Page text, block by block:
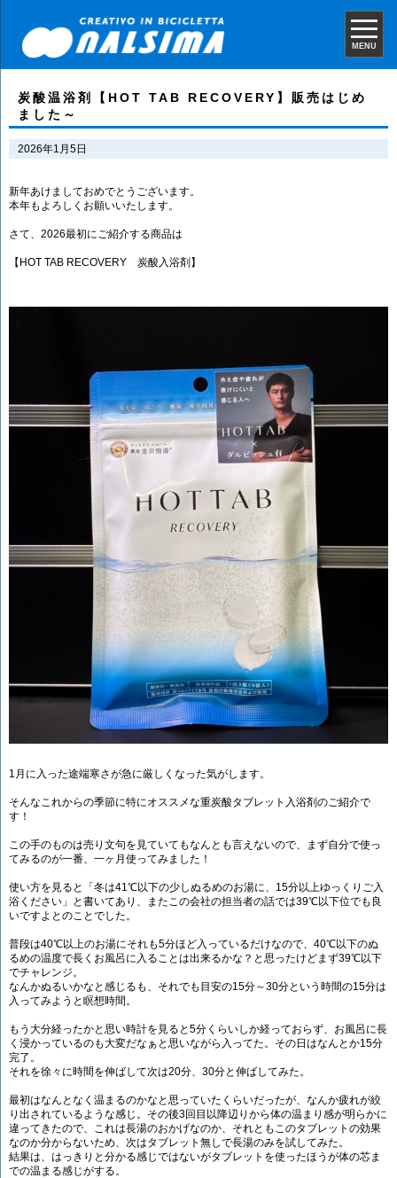
MENU
炭酸温浴剤【HOT TAB RECOVERY】販売はじめ
ました～
2026年1月5日
新年あけましておめでとうございます。
本年もよろしくお願いいたします。
さて、2026最初にご紹介する商品は
【HOT TAB RECOVERY 炭酸入浴剤】
1月に入った途端寒さが急に厳しくなった気がします。
そんなこれからの季節に特にオススメな重炭酸タブレット入浴剤のご紹介で
す！
この手のものは売り文句を見ていてもなんとも言えないので、まず自分で使っ
てみるのが一番、一ヶ月使ってみました！
使い方を見ると「冬は41℃以下の少しぬるめのお湯に、15分以上ゆっくりご入
浴ください」と書いてあり、またこの会社の担当者の話では39℃以下位でも良
いですよとのことでした。
普段は40℃以上のお湯にそれも5分ほど入っているだけなので、40℃以下のぬ
るめの温度で長くお風呂に入ることは出来るかな？と思ったけどまず39℃以下
でチャレンジ。
なんかぬるいかなと感じるも、それでも目安の15分～30分という時間の15分は
入ってみようと瞑想時間。
もう大分経ったかと思い時計を見ると5分くらいしか経っておらず、お風呂に長
く浸かっているのも大変だなぁと思いながら入ってた。その日はなんとか15分
完了。
それを徐々に時間を伸ばして次は20分、30分と伸ばしてみた。
最初はなんとなく温まるのかなと思っていたくらいだったが、なんか疲れが絞
り出されているような感じ。その後3回目以降辺りから体の温まり感が明らかに
違ってきたので、これは長湯のおかげなのか、それともこのタブレットの効果
なのか分からないため、次はタブレット無しで長湯のみを試してみた。
結果は、はっきりと分かる感じではないがタブレットを使ったほうが体の芯ま
での温まる感じがする。